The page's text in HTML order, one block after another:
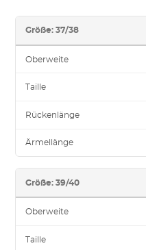
Größe: 37/38
Oberweite
Taille
Rückenlänge
Ärmellänge
Größe: 39/40
Oberweite
Taille